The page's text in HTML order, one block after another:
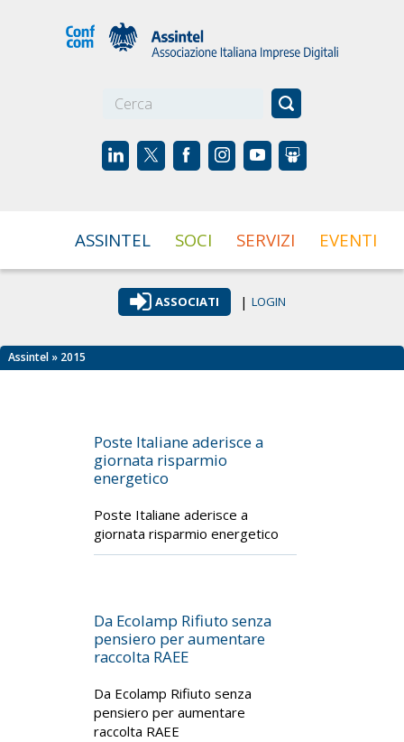
ASSINTEL SOCI SERVIZI EVENTI
ASSOCIATI | LOGIN
Assintel » 2015
Poste Italiane aderisce a
giornata risparmio
energetico
Poste Italiane aderisce a
giornata risparmio energetico
Da Ecolamp Rifiuto senza
pensiero per aumentare
raccolta RAEE
Da Ecolamp Rifiuto senza
pensiero per aumentare
raccolta RAEE